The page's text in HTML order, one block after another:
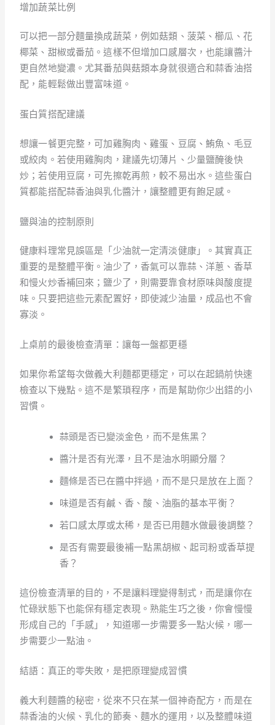
增加蔬菜比例
可以把一部分麵量換成蔬菜，例如菇類、菠菜、櫛瓜、花
椰菜、甜椒或番茄。這樣不但增加口感層次，也能讓醬汁
更自然地變濃。尤其番茄與菇類本身就很適合和蒜香油搭
配，能輕鬆做出豐富味道。
蛋白質搭配建議
想讓一餐更完整，可加雞胸肉、雞蛋、豆腐、鮪魚、毛豆
或絞肉。若使用雞胸肉，建議先切薄片、少量鹽醃後快
炒；若使用豆腐，可先擦乾再煎，較不易出水。這些蛋白
質都能搭配蒜香油與乳化醬汁，讓整體更有飽足感。
鹽與油的控制原則
健康料理常見誤區是「少油就一定清淡健康」。其實真正
重要的是整體平衡。油少了，香氣可以靠蒜、洋蔥、香草
和慢火炒香補回來；鹽少了，則需要靠食材原味與酸度提
味。只要把這些元素配置好，即使減少油量，成品也不會
寡淡。
上桌前的最後檢查清單：讓每一盤都更穩
如果你希望每次做義大利麵都更穩定，可以在起鍋前快速
檢查以下幾點。這不是繁瑣程序，而是幫助你少出錯的小
習慣。
蒜頭是否已變淡金色，而不是焦黑？
醬汁是否有光澤，且不是油水明顯分層？
麵條是否已在醬中拌過，而不是只是放在上面？
味道是否有鹹、香、酸、油脂的基本平衡？
若口感太厚或太稀，是否已用麵水做最後調整？
是否有需要最後補一點黑胡椒、起司粉或香草提
香？
這份檢查清單的目的，不是讓料理變得制式，而是讓你在
忙碌狀態下也能保有穩定表現。熟能生巧之後，你會慢慢
形成自己的「手感」，知道哪一步需要多一點火候，哪一
步需要少一點油。
結語：真正的零失敗，是把原理變成習慣
義大利麵醬的秘密，從來不只在某一個神奇配方，而是在
蒜香油的火候、乳化的節奏、麵水的運用，以及整體味道